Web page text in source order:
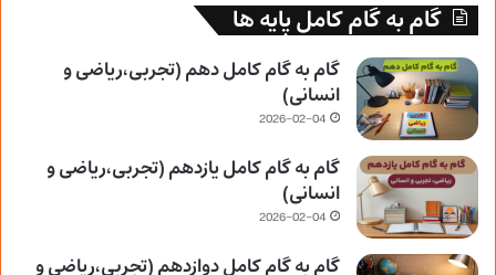
گام به گام کامل پایه ها
گام به گام کامل دهم (تجربی،ریاضی و
انسانی)
2026-02-04
گام به گام کامل یازدهم (تجربی،ریاضی و
انسانی)
2026-02-04
گام به گام کامل دوازدهم (تجربی،ریاضی و